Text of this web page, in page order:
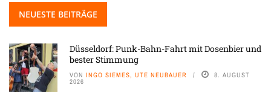
NEUESTE BEITRÄGE
Düsseldorf: Punk-Bahn-Fahrt mit Dosenbier und
bester Stimmung
VON INGO SIEMES, UTE NEUBAUER 8. AUGUST
2026